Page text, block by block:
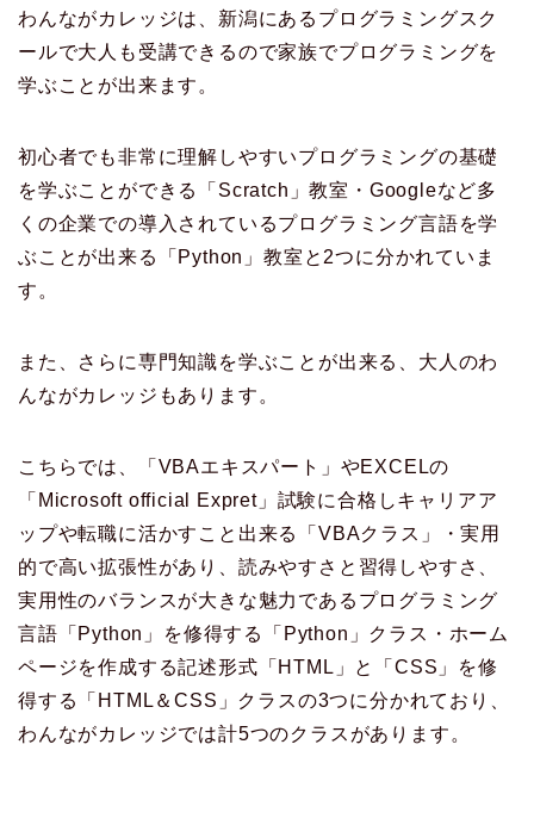
わんながカレッジは、新潟にあるプログラミングスク
ールで大人も受講できるので家族でプログラミングを
学ぶことが出来ます。
初心者でも非常に理解しやすいプログラミングの基礎
を学ぶことができる「Scratch」教室・Googleなど多
くの企業での導入されているプログラミング言語を学
ぶことが出来る「Python」教室と2つに分かれていま
す。
また、さらに専門知識を学ぶことが出来る、大人のわ
んながカレッジもあります。
こちらでは、「VBAエキスパート」やEXCELの
「Microsoft official Expret」試験に合格しキャリアア
ップや転職に活かすこと出来る「VBAクラス」・実用
的で高い拡張性があり、読みやすさと習得しやすさ、
実用性のバランスが大きな魅力であるプログラミング
言語「Python」を修得する「Python」クラス・ホーム
ページを作成する記述形式「HTML」と「CSS」を修
得する「HTML＆CSS」クラスの3つに分かれており、
わんながカレッジでは計5つのクラスがあります。